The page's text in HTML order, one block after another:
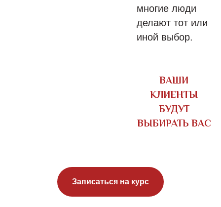
многие люди
делают тот или
иной выбор.
ВАШИ
КЛИЕНТЫ
БУДУТ
ВЫБИРАТЬ ВАС
Записаться на курс